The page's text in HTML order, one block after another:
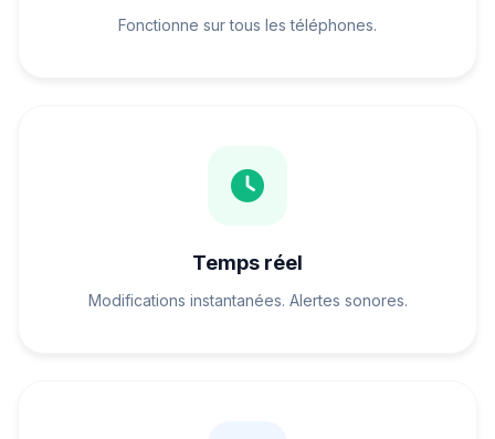
Fonctionne sur tous les téléphones.
Temps réel
Modifications instantanées. Alertes sonores.